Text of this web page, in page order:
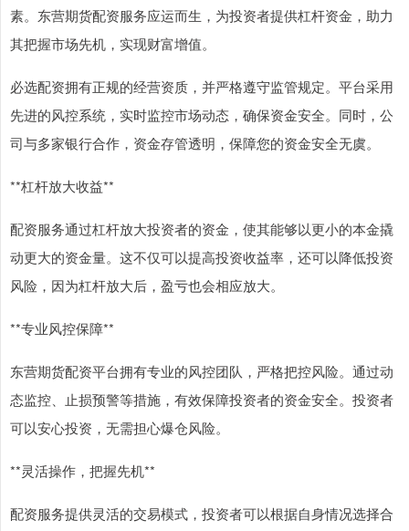
素。东营期货配资服务应运而生，为投资者提供杠杆资金，助力
其把握市场先机，实现财富增值。
必选配资拥有正规的经营资质，并严格遵守监管规定。平台采用
先进的风控系统，实时监控市场动态，确保资金安全。同时，公
司与多家银行合作，资金存管透明，保障您的资金安全无虞。
**杠杆放大收益**
配资服务通过杠杆放大投资者的资金，使其能够以更小的本金撬
动更大的资金量。这不仅可以提高投资收益率，还可以降低投资
风险，因为杠杆放大后，盈亏也会相应放大。
**专业风控保障**
东营期货配资平台拥有专业的风控团队，严格把控风险。通过动
态监控、止损预警等措施，有效保障投资者的资金安全。投资者
可以安心投资，无需担心爆仓风险。
**灵活操作，把握先机**
配资服务提供灵活的交易模式，投资者可以根据自身情况选择合